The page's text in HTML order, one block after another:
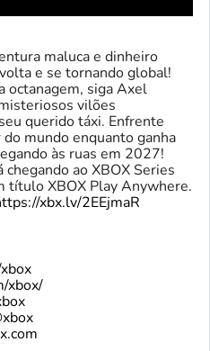
maluca e dinheiro
e se tornando global!
octanagem, siga Axel
vilões
querido táxi. Enfrente
mundo enquanto ganha
às ruas em 2027!
ao XBOX Series
título XBOX Play Anywhere.
xbx.lv/2EEjmaR
xbox/